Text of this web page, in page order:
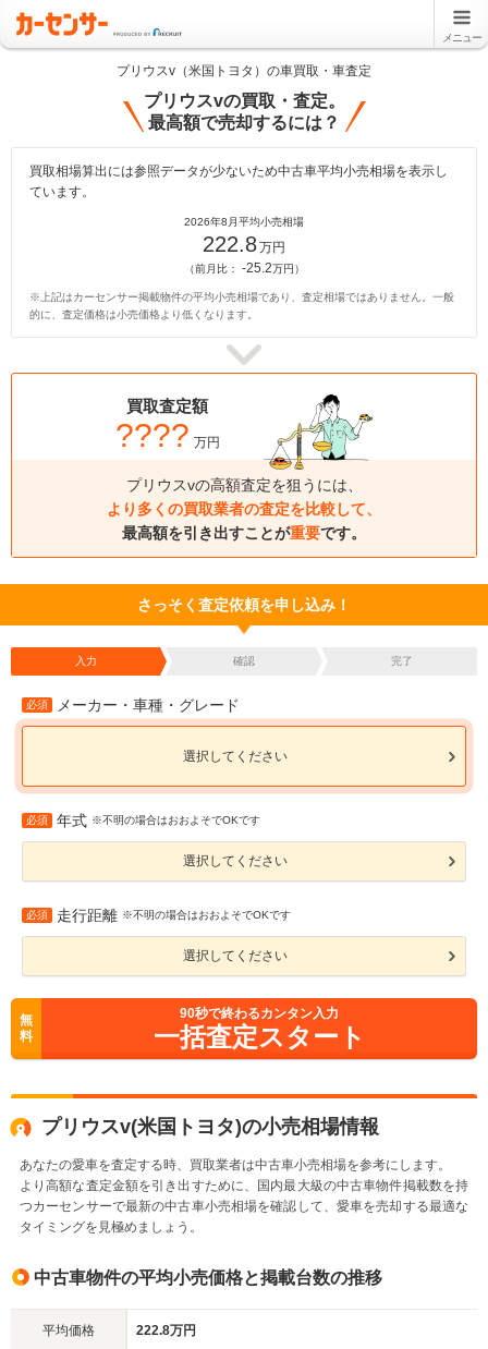
メニュー
プリウスv（米国トヨタ）の車買取・車査定
プリウスvの買取・査定。
最高額で売却するには？
買取相場算出には参照データが少ないため中古車平均小売相場を表示し
ています。
2026年8月平均小売相場
222.8万円
（前月比： -25.2万円）
※上記はカーセンサー掲載物件の平均小売相場であり、査定相場ではありません。一般
的に、査定価格は小売価格より低くなります。
買取査定額
???? 万円
プリウスvの高額査定を狙うには、
より多くの買取業者の査定を比較して、
最高額を引き出すことが重要です。
さっそく査定依頼を申し込み！
入力 確認 完了
必須 メーカー・車種・グレード
選択してください
必須 年式 ※不明の場合はおおよそでOKです
選択してください
必須 走行距離 ※不明の場合はおおよそでOKです
選択してください
無
料
90秒で終わるカンタン入力
一括査定スタート
プリウスv(米国トヨタ)の小売相場情報
あなたの愛車を査定する時、買取業者は中古車小売相場を参考にします。
より高額な査定金額を引き出すために、国内最大級の中古車物件掲載数を持
つカーセンサーで最新の中古車小売相場を確認して、愛車を売却する最適な
タイミングを見極めましょう。
中古車物件の平均小売価格と掲載台数の推移
平均価格 222.8万円